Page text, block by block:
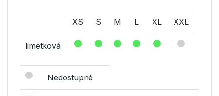
XS S M L XL XXL
limetková
Nedostupné